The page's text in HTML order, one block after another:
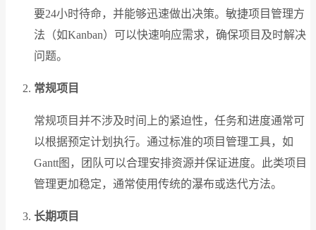
要24小时待命，并能够迅速做出决策。敏捷项目管理方
法（如Kanban）可以快速响应需求，确保项目及时解决
问题。
常规项目
常规项目并不涉及时间上的紧迫性，任务和进度通常可
以根据预定计划执行。通过标准的项目管理工具，如
Gantt图，团队可以合理安排资源并保证进度。此类项目
管理更加稳定，通常使用传统的瀑布或迭代方法。
长期项目